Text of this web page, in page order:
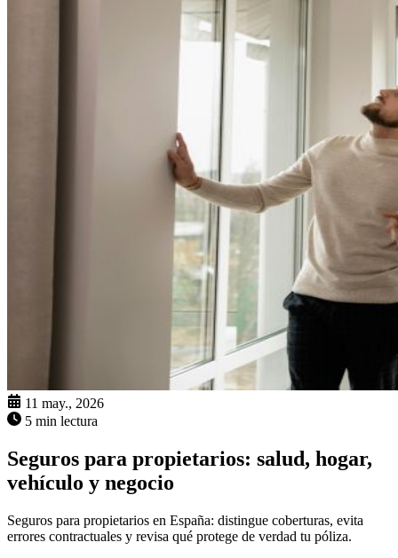
11 may., 2026
5 min lectura
Seguros para propietarios: salud, hogar,
vehículo y negocio
Seguros para propietarios en España: distingue coberturas, evita
errores contractuales y revisa qué protege de verdad tu póliza.